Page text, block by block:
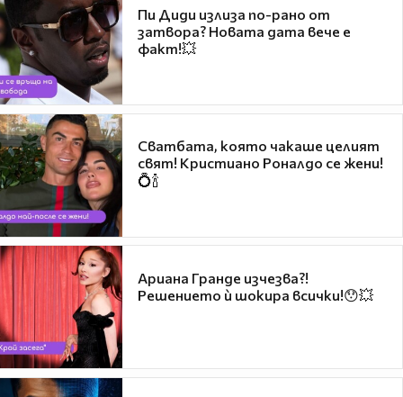
Пи Диди излиза по-рано от
затвора? Новата дата вече е
факт!💥
Сватбата, която чакаше целият
свят! Кристиано Роналдо се жени!
💍🍾
Ариана Гранде изчезва?!
Решението ѝ шокира всички!😯💥